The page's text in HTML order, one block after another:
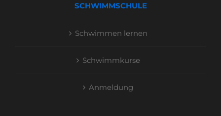
SCHWIMMSCHULE
Schwimmen lernen
Schwimmkurse
Anmeldung